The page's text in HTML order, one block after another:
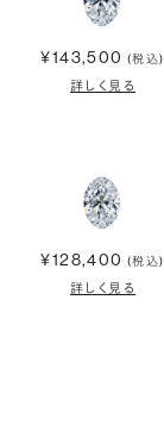
¥143,500 (税込)
詳しく見る
¥128,400 (税込)
詳しく見る